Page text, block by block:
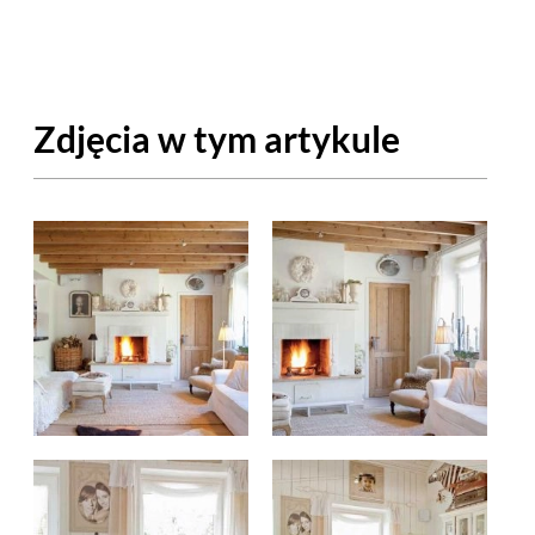
Zdjęcia w tym artykule
APTECZKA
DOMOWE
RZEMIOSŁO
ZUPY
INNE